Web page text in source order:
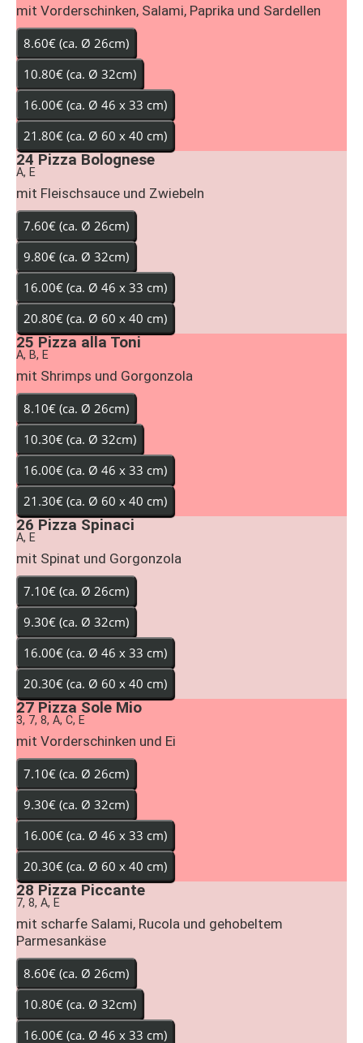
mit Vorderschinken, Salami, Paprika und Sardellen
24Pizza Bolognese
A, E
mit Fleischsauce und Zwiebeln
25Pizza alla Toni
A, B, E
mit Shrimps und Gorgonzola
26Pizza Spinaci
A, E
mit Spinat und Gorgonzola
27Pizza Sole Mio
3, 7, 8, A, C, E
mit Vorderschinken und Ei
28Pizza Piccante
7, 8, A, E
mit scharfe Salami, Rucola und gehobeltem
Parmesankäse